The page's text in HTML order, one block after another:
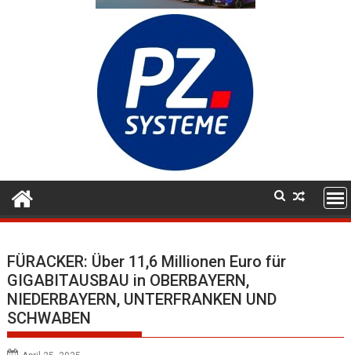
FÜRACKER: Über 11,6 Millionen Euro für
GIGABITAUSBAU in OBERBAYERN,
NIEDERBAYERN, UNTERFRANKEN UND
SCHWABEN